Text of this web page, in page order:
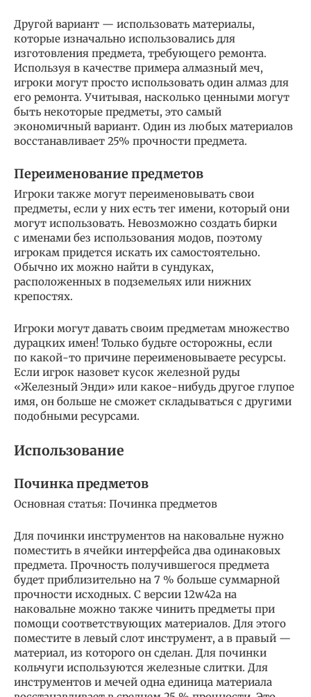
Другой вариант — использовать материалы,
которые изначально использовались для
изготовления предмета, требующего ремонта.
Используя в качестве примера алмазный меч,
игроки могут просто использовать один алмаз для
его ремонта. Учитывая, насколько ценными могут
быть некоторые предметы, это самый
экономичный вариант. Один из любых материалов
восстанавливает 25% прочности предмета.
Переименование предметов
Игроки также могут переименовывать свои
предметы, если у них есть тег имени, который они
могут использовать. Невозможно создать бирки
с именами без использования модов, поэтому
игрокам придется искать их самостоятельно.
Обычно их можно найти в сундуках,
расположенных в подземельях или нижних
крепостях.
Игроки могут давать своим предметам множество
дурацких имен! Только будьте осторожны, если
по какой-то причине переименовываете ресурсы.
Если игрок назовет кусок железной руды
«Железный Энди» или какое-нибудь другое глупое
имя, он больше не сможет складываться с другими
подобными ресурсами.
Использование
Починка предметов
Основная статья: Починка предметов
Для починки инструментов на наковальне нужно
поместить в ячейки интерфейса два одинаковых
предмета. Прочность получившегося предмета
будет приблизительно на 7 % больше суммарной
прочности исходных. С версии 12w42a на
наковальне можно также чинить предметы при
помощи соответствующих материалов. Для этого
поместите в левый слот инструмент, а в правый —
материал, из которого он сделан. Для починки
кольчуги используются железные слитки. Для
инструментов и мечей одна единица материала